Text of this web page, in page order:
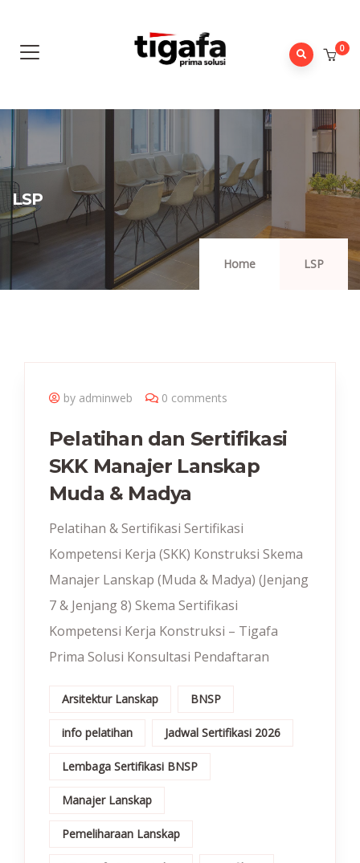
0
LSP
Home LSP
by adminweb 0 comments
Pelatihan dan Sertifikasi
SKK Manajer Lanskap
Muda & Madya
Pelatihan & Sertifikasi Sertifikasi
Kompetensi Kerja (SKK) Konstruksi Skema
Manajer Lanskap (Muda & Madya) (Jenjang
7 & Jenjang 8) Skema Sertifikasi
Kompetensi Kerja Konstruksi – Tigafa
Prima Solusi Konsultasi Pendaftaran
Arsitektur Lanskap BNSP
info pelatihan Jadwal Sertifikasi 2026
Lembaga Sertifikasi BNSP
Manajer Lanskap
Pemeliharaan Lanskap